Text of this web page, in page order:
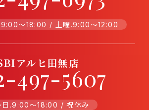
〜18:00 / 土曜.9:00〜12:00
アルヒ田無店
497-5607
日.9:00〜18:00 / 祝休み